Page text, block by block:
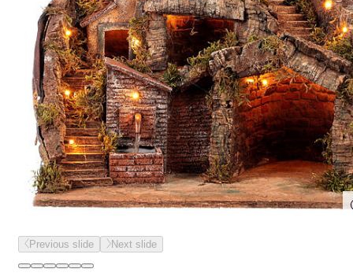
Previous slide Next slide